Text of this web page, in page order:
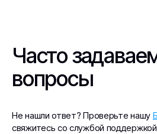
Часто
вопросы
Не нашли ответ? Проверьте нашу
свяжитесь со службой